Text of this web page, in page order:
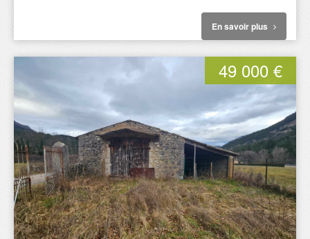
En savoir plus
49 000 €